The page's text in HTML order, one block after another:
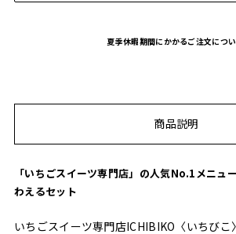
夏季休暇期間にかかるご注文につ
商品説明
「いちごスイーツ専門店」の人気No.1メニュ
わえるセット
いちごスイーツ専門店ICHIBIKO〈いちびこ